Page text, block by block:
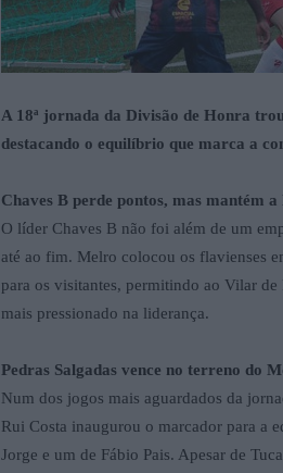
A 18ª jornada da Divisão de Honra
destacando o equilíbrio que marca a
Chaves B perde pontos, mas mantém a
O líder Chaves B não foi além de um
até ao fim. Melro colocou os flavienses
para os visitantes, permitindo ao Vilar
mais pressionado na liderança.
Pedras Salgadas vence no terreno do
Num dos jogos mais aguardados da
Rui Costa inaugurou o marcador para a
Jorge e um de Fábio Pais. Apesar de